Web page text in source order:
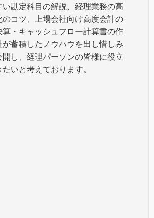
い勘定科目の解説、経理業務の高
のコツ、上場会社向け高度会計の
算・キャッシュフロー計算書の作
が蓄積したノウハウを出し惜しみ
開し、経理パーソンの皆様に役立
いと考えております。